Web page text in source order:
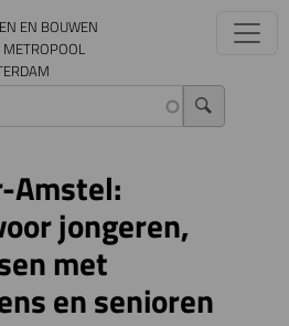
EN BOUWEN
METROPOOL
Amstel:
jongeren,
met
en senioren